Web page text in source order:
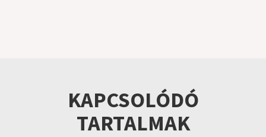
KAPCSOLÓDÓ
TARTALMAK